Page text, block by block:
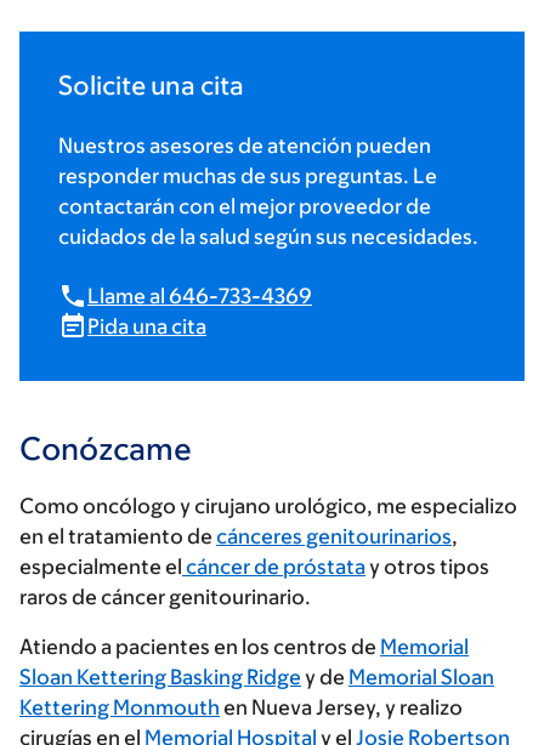
Solicite una cita
Nuestros asesores de atención pueden
responder muchas de sus preguntas. Le
contactarán con el mejor proveedor de
cuidados de la salud según sus necesidades.
Llame al 646-733-4369
Pida una cita
Conózcame
Como oncólogo y cirujano urológico, me especializo
en el tratamiento de cánceres genitourinarios,
especialmente el cáncer de próstatay otros tipos
raros de cáncer genitourinario.
Atiendo a pacientes en los centros de Memorial
Sloan Kettering Basking Ridge y de Memorial Sloan
Kettering Monmouth en Nueva Jersey, y realizo
cirugías en el Memorial Hospital y el Josie Robertson